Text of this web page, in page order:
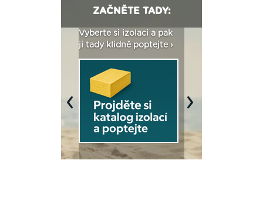
ZAČNĚTE TADY:
Vyberte si izolaci a pak
ji tady klidně poptejte ›
Previous Next